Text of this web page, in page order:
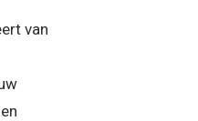
van